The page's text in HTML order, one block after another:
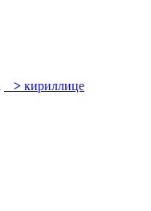
> кириллице